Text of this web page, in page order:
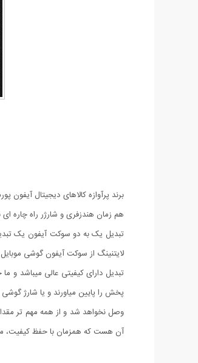
هم زمان هندزفری و شارژر راه چاره ای برای
تبدیل دارای کیفیتی عالی میباشد و
پخش را پایین میاورند و یا شارژ
وصل نخواهد شد و از همه مهم تر
آن هست که همزمان با حفظ کیفیت،